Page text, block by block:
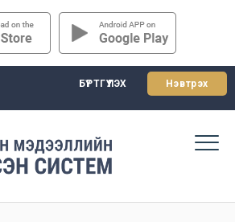
БҮРТГҮҮЛЭХ Нэвтрэх